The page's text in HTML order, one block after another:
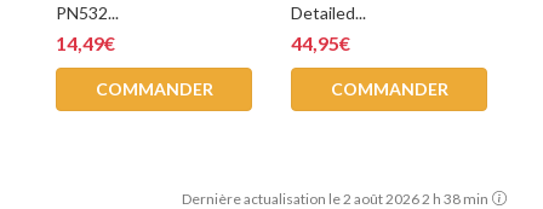
PN532...
14,49€
COMMANDER
Detailed...
44,95€
COMMANDER
Dernière actualisation le 2 août 2026 2 h 38 min